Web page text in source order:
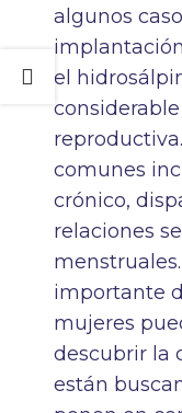
algunos
el
comunes
crónico,
relaciones
importante
mujeres
descubrir la
están